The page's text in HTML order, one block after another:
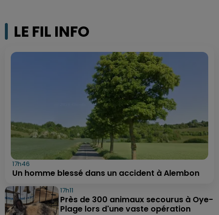
LE FIL INFO
17h46
Un homme blessé dans un accident à Alembon
17h11
Près de 300 animaux secourus à Oye-
Plage lors d'une vaste opération